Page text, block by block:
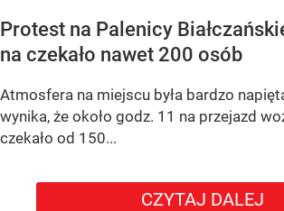
Protest na Palenicy
na czekało nawet 200 osób
Atmosfera na miejscu była bardzo
wynika, że około godz. 11 na przejazd
czekało od 150...
CZYTAJ DALEJ